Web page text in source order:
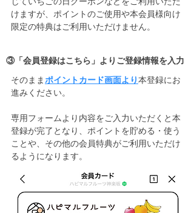
けますが、ポイントのご使用や本会員様向け
限定の特典はご利用いただけません。
​③「会員登録はこちら」よりご登録情報を入力
そのままポイントカード画面より本登録にお
進みください。
専用フォームより内容をご入力いただくと本
登録が完了となり、ポイントを貯める・使う
ことや、その他の会員特典がご利用いただけ
るようになります。​